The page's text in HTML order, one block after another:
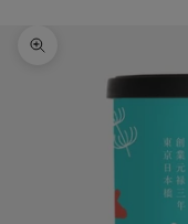
ズームイン